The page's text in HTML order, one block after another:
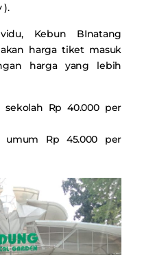
).
Kebun BInatang
harga tiket masuk
harga yang lebih
sekolah Rp 40.000 per
umum Rp 45.000 per